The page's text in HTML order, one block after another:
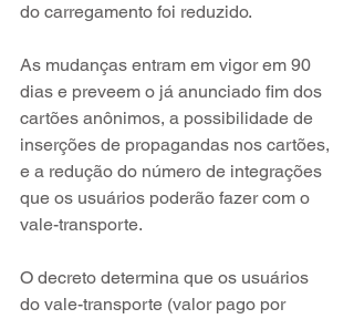
do carregamento foi reduzido.
As mudanças entram em vigor em 90
dias e preveem o já anunciado fim dos
cartões anônimos, a possibilidade de
inserções de propagandas nos cartões,
e a redução do número de integrações
que os usuários poderão fazer com o
vale-transporte.
O decreto determina que os usuários
do vale-transporte (valor pago por